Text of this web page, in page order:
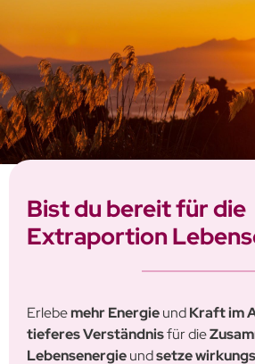
Bist du bereit für die
Extraportion
Erlebemehr EnergieundKraft im
tieferes Verständnisfür die
Lebensenergieundsetze